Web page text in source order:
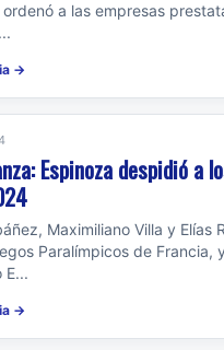
ordenó a las empresas
→
Espinoza despidió a
Maximiliano Villa y
Paralímpicos de
E...
→